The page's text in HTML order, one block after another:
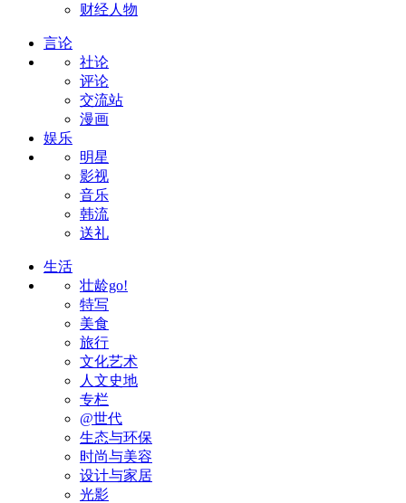
财经人物
言论
社论
评论
交流站
漫画
娱乐
明星
影视
音乐
韩流
送礼
生活
壮龄go!
特写
美食
旅行
文化艺术
人文史地
专栏
@世代
生态与环保
时尚与美容
设计与家居
光影